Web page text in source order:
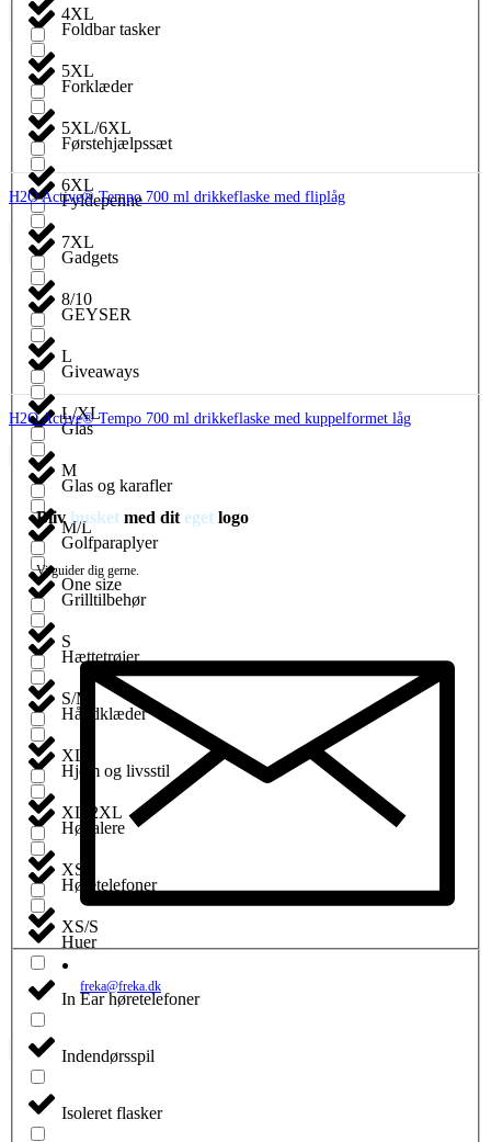
Foldbar tasker
Forklæder
Førstehjælpssæt
Fyldepenne
Gadgets
GEYSER
Giveaways
Glas
Glas og karafler
Golfparaplyer
Grilltilbehør
Hættetrøjer
Håndklæder
Hjem og livsstil
Højtalere
Høretelefoner
Huer
In Ear høretelefoner
Indendørsspil
Isoleret flasker
4XL
5XL
5XL/6XL
6XL
7XL
8/10
L
L/XL
M
M/L
One size
S
S/M
XL
XL/2XL
XS
XS/S
H2O Active® Tempo 700 ml drikkeflaske med fliplåg
H2O Active® Tempo 700 ml drikkeflaske med kuppelformet låg
Bliv husket med dit eget logo
Vi guider dig gerne.
freka@freka.dk